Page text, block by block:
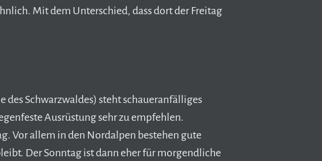
Mit dem Unterschied, dass dort der Freitag
Schwarzwaldes) steht schaueranfälliges
Ausrüstung sehr zu empfehlen.
Vor allem in den Nordalpen bestehen gute
Der Sonntag ist dann eher für morgendliche